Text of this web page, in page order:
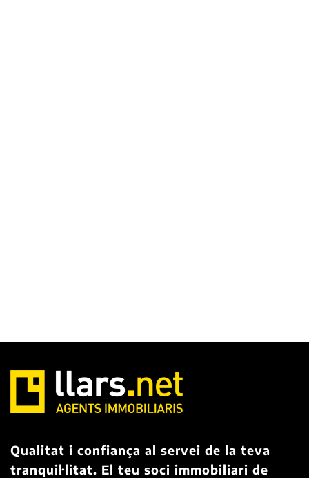
Qualitat i confiança al servei de la teva
tranquil·litat. El teu soci immobiliari de